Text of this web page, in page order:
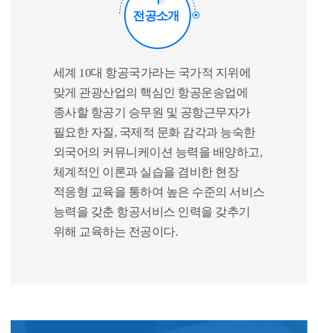
전공소개
세계 10대 항공국가라는 국가적 지위에
맞게 관광산업의 핵심인 항공운송업에
종사할 항공기 승무원 및 공항근무자가
필요한 자질, 국제적 문화 감각과 능숙한
외국어의 커뮤니케이션 능력을 배양하고,
체계적인 이론과 실습을 겸비한 현장
적응형 교육을 통하여 높은 수준의 서비스
능력을 갖춘 항공서비스 인력을 갖추기
위해 교육하는 전공이다.